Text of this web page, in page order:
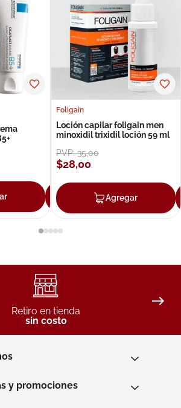
Agregar
Foligain
Loción capilar foligain men
minoxidil trixidil loción 59 ml
PVP:35,00
$28,00
Agregar
Retiro en tienda
sin costo
y promociones